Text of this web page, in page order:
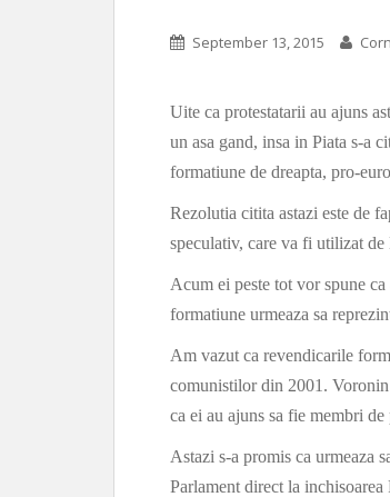
September 13, 2015
Uite ca protestatarii au ajuns
un asa gand, insa in Piata s-a
formatiune de dreapta, pro-
Rezolutia citita astazi este de
speculativ, care va fi utilizat
Acum ei peste tot vor spune
formatiune urmeaza sa
Am vazut ca revendicarile
comunistilor din 2001.
ca ei au ajuns sa fie membri de
Astazi s-a promis ca urmeaza
Parlament direct la